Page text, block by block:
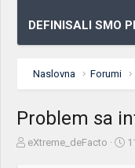
DEFINISALI SMO
Naslovna Forumi
Problem sa
Z
eXtreme_deFacto
D